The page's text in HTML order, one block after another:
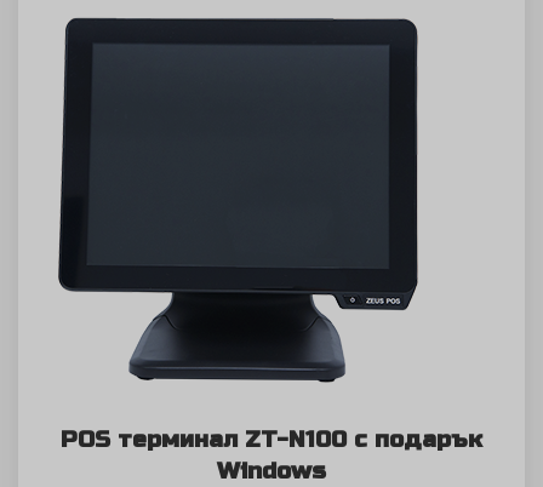
POS терминал ZT-N100 с подарък
Windows